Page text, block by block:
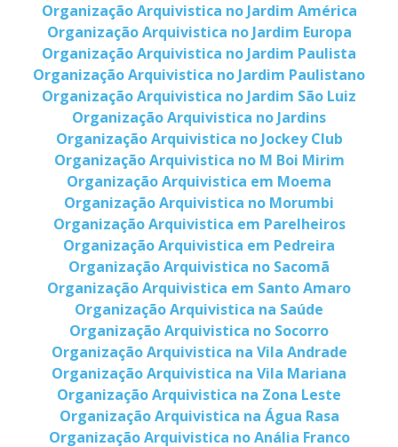
Organização Arquivistica no Jardim América
Organização Arquivistica no Jardim Europa
Organização Arquivistica no Jardim Paulista
Organização Arquivistica no Jardim Paulistano
Organização Arquivistica no Jardim São Luiz
Organização Arquivistica no Jardins
Organização Arquivistica no Jockey Club
Organização Arquivistica no M Boi Mirim
Organização Arquivistica em Moema
Organização Arquivistica no Morumbi
Organização Arquivistica em Parelheiros
Organização Arquivistica em Pedreira
Organização Arquivistica no Sacomã
Organização Arquivistica em Santo Amaro
Organização Arquivistica na Saúde
Organização Arquivistica no Socorro
Organização Arquivistica na Vila Andrade
Organização Arquivistica na Vila Mariana
Organização Arquivistica na Zona Leste
Organização Arquivistica na Água Rasa
Organização Arquivistica no Anália Franco